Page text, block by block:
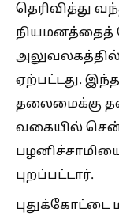
தெரிவித்து
நியமனத்தைத்
ஏற்பட்டது.
தலைமைக்கு
வகையில்
புறப்பட்டார்.
புதுக்கோட்டை